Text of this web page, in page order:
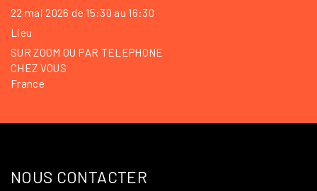
22 mai 2026 de 15:30 au 16:30
Lieu
SUR ZOOM OU PAR TELEPHONE
CHEZ VOUS
France
NOUS CONTACTER